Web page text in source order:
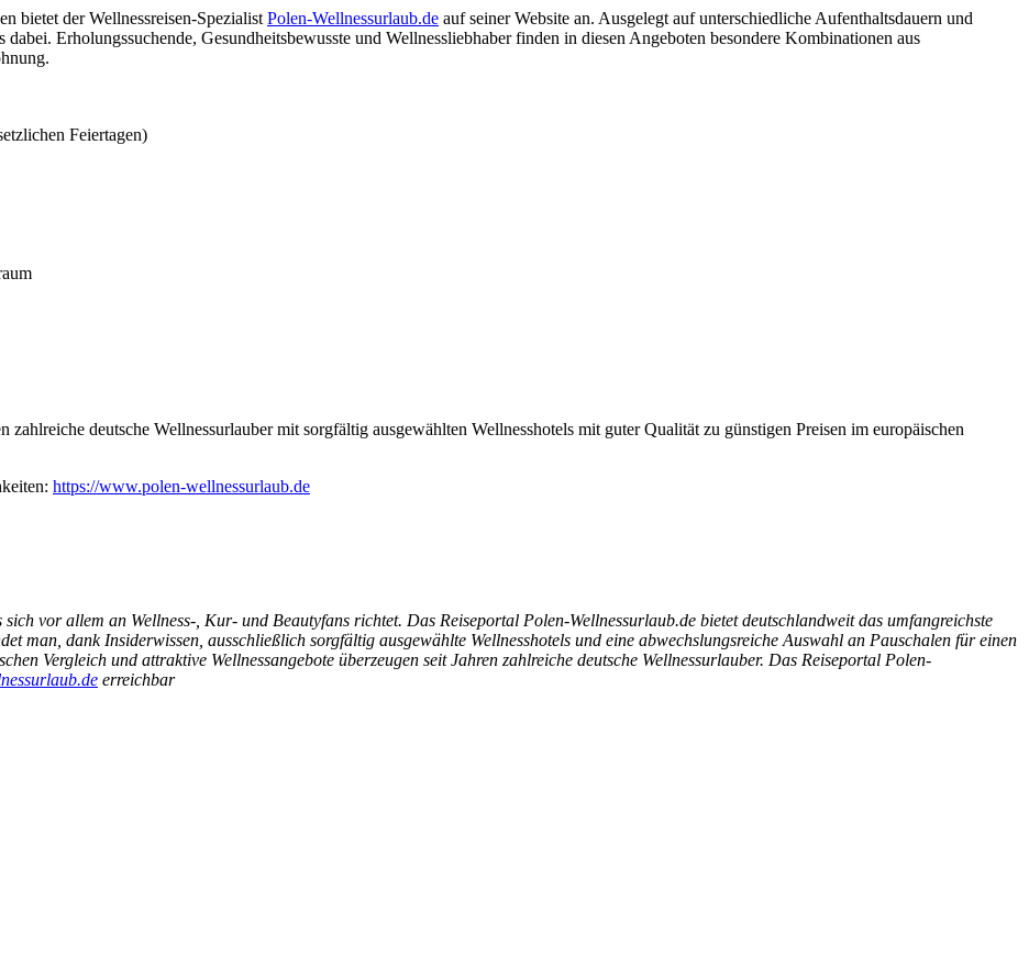
bietet der Wellnessreisen-Spezialist Polen-Wellnessurlaub.de auf seiner Website an. Ausgelegt auf unterschiedliche Aufenthaltsdauern und
Erholungssuchende, Gesundheitsbewusste und Wellnessliebhaber finden in diesen Angeboten besondere Kombinationen aus
Feiertagen)
zahlreiche deutsche Wellnessurlauber mit sorgfältig ausgewählten Wellnesshotels mit guter Qualität zu günstigen Preisen im europäischen
https://www.polen-wellnessurlaub.de
vor allem an Wellness-, Kur- und Beautyfans richtet. Das Reiseportal Polen-Wellnessurlaub.de bietet deutschlandweit das umfangreichste
man, dank Insiderwissen, ausschließlich sorgfältig ausgewählte Wellnesshotels und eine abwechslungsreiche Auswahl an Pauschalen für einen
Vergleich und attraktive Wellnessangebote überzeugen seit Jahren zahlreiche deutsche Wellnessurlauber. Das Reiseportal Polen-
erreichbar